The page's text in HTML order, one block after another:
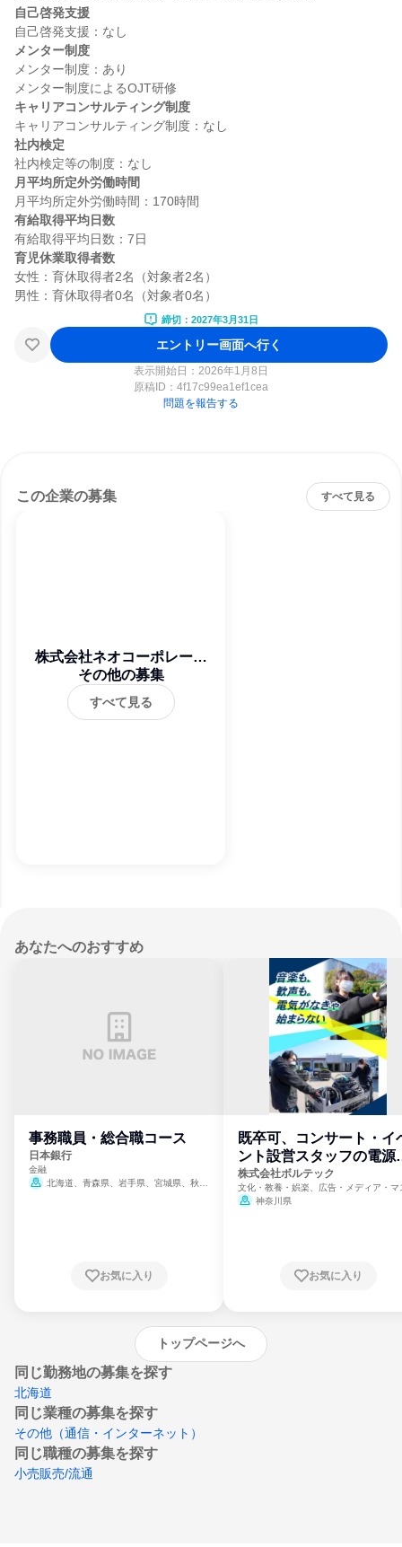
自己啓発支援
メンター制度
メンター制度：あり
キャリアコンサルティング制度
社内検定
月平均所定外労働時間
有給取得平均日数
育児休業取得者数
女性：育休取得者2名（対象者2名）
締切：2027年3月31日
エントリー画面へ行く
表示開始日：2026年1月8日
原稿ID： 4f17c99ea1ef1cea
問題を報告する
この企業の募集 すべて見る
株式会社ネオコーポレーシ
ョン
その他の募集
すべて見る
あなたへのおすすめ
事務職員・総合職コース
日本銀行
金融
北海道、青森県、岩手県、宮城県、秋田
崎県、熊本県、大分県、宮崎県、鹿児島県、
お気に入り
既卒可、コンサート・イ
ント設営スタッフの電源
門
株式会社ボルテック
文化・教養・娯楽、広告・メディア・マ
ミ、電力・ガス・水道・エネルギー
神奈川県
お気に入り
トップページへ
同じ勤務地の募集を探す
北海道
同じ業種の募集を探す
その他（通信・インターネット）
同じ職種の募集を探す
小売販売/流通